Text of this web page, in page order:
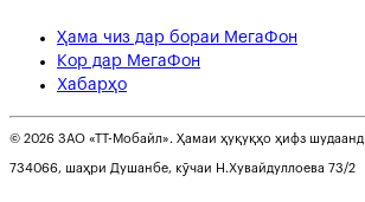
Ҳама чиз дар бораи МегаФон
Кор дар МегаФон
Хабарҳо
© 2026 ЗАО «ТТ-Мобайл». Ҳамаи ҳуқуқҳо ҳифз шудаанд
734066, шаҳри Душанбе, кӯчаи Н.Хувайдуллоева 73/2